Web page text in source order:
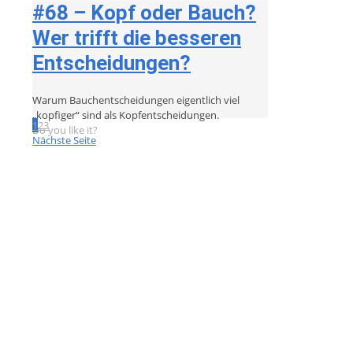
#68 – Kopf oder Bauch?
Wer trifft die besseren
Entscheidungen?
Warum Bauchentscheidungen eigentlich viel
„kopfiger“ sind als Kopfentscheidungen.
Do you like it?
123
Nächste Seite